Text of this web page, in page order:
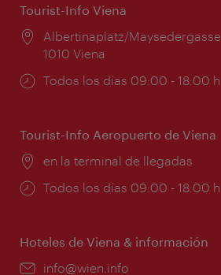
Tourist-Info Viena
Lugar:
Albertinaplatz/Maysedergasse
1010 Viena
Horarios
Todos los días 09:00 - 18:00 h
Tourist-Info Aeropuerto de Viena
Lugar:
en la terminal de llegadas
Horarios
Todos los días 09:00 - 18:00 h
Hoteles de Viena & información
e-
info@wien.info